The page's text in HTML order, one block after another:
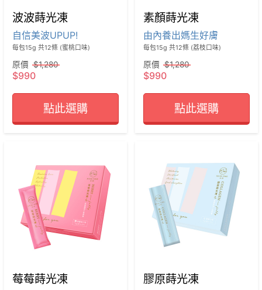
波波蒔光凍
自信美波UPUP!
每包15g 共12條 (蜜桃口味)
原價 $1,280
$990
點此選購
素顏蒔光凍
由內養出媽生好膚
每包15g 共12條 (荔枝口味)
原價 $1,280
$990
點此選購
莓莓蒔光凍 膠原蒔光凍